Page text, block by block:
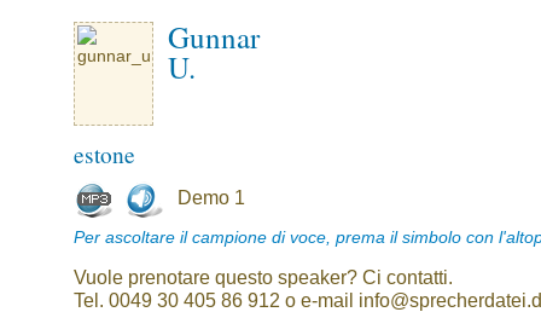
Gunnar
U.
estone
Demo 1
Per ascoltare il campione di voce, prema il simbolo con
Vuole prenotare questo speaker? Ci contatti.
Tel. 0049 30 405 86 912 o e-mail